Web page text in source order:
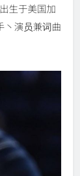
生于美国加
丶演员兼词曲